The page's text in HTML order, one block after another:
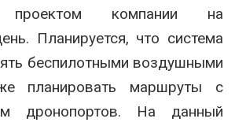
проектом компании на
Планируется, что система
беспилотными воздушными
планировать маршруты с
дронопортов. На данный